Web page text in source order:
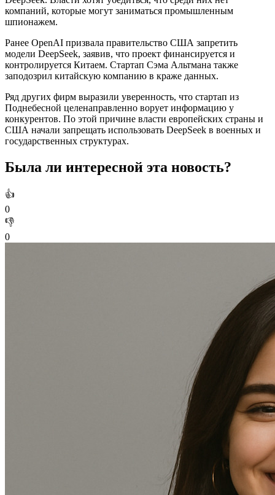
компаний, которые могут заниматься промышленным
шпионажем.
Ранее OpenAI призвала правительство США запретить
модели DeepSeek, заявив, что проект финансируется и
контролируется Китаем. Стартап Сэма Альтмана также
заподозрил китайскую компанию в краже данных.
Ряд других фирм выразили уверенность, что стартап из
Поднебесной целенаправленно ворует информацию у
конкурентов. По этой причине власти европейских страны и
США начали запрещать использовать DeepSeek в военных и
государственных структурах.
Была ли интересной эта новость?
👍
0
👎
0